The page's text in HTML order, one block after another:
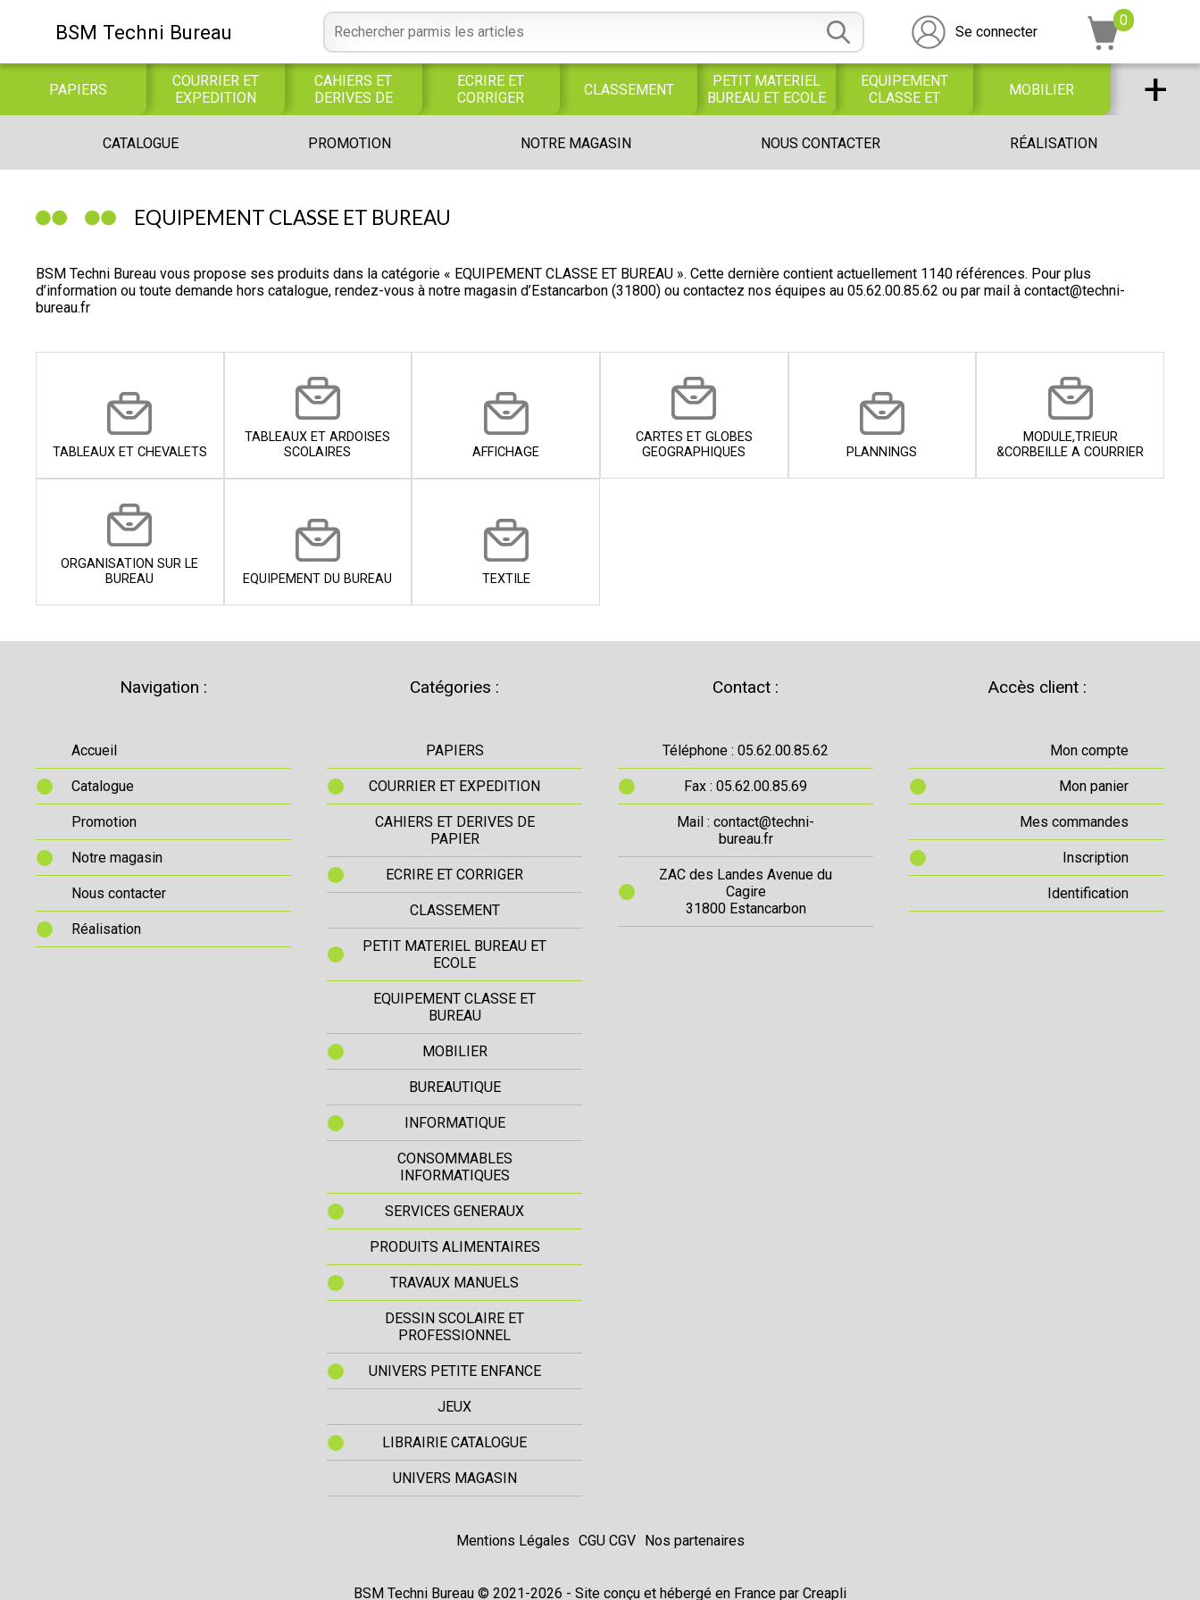
BSM Techni Bureau Se connecter
0
PAPIERS
COURRIER ET
EXPEDITION
CAHIERS ET
DERIVES DE
PAPIER
ECRIRE ET
CORRIGER
CLASSEMENT
PETIT MATERIEL
BUREAU ET ECOLE
EQUIPEMENT
CLASSE ET
BUREAU
MOBILIER
BUREAUTIQUE INFORMATIQUE
INFORMATIQUES
ALIMENTAIRES
MANUELS
PROFESSIONNEL
UNIVERS PETITE
ENFANCE
+
CATALOGUE PROMOTION NOTRE MAGASIN NOUS CONTACTER RÉALISATION
EQUIPEMENT CLASSE ET BUREAU
BSM Techni Bureau vous propose ses produits dans la catégorie « EQUIPEMENT CLASSE ET BUREAU ». Cette dernière contient actuellement 1140 références. Pour plus
d’information ou toute demande hors catalogue, rendez-vous à notre magasin d’Estancarbon (31800) ou contactez nos équipes au 05.62.00.85.62 ou par mail à contact@techni-
bureau.fr
TABLEAUX ET CHEVALETS
TABLEAUX ET ARDOISES
SCOLAIRES
AFFICHAGE
CARTES ET GLOBES
GEOGRAPHIQUES
PLANNINGS
MODULE,TRIEUR
&CORBEILLE A COURRIER
ORGANISATION SUR LE
BUREAU
EQUIPEMENT DU BUREAU TEXTILE
Navigation :
Accueil
Catalogue
Promotion
Notre magasin
Nous contacter
Réalisation
Catégories :
PAPIERS
COURRIER ET EXPEDITION
CAHIERS ET DERIVES DE
PAPIER
ECRIRE ET CORRIGER
CLASSEMENT
PETIT MATERIEL BUREAU ET
ECOLE
EQUIPEMENT CLASSE ET
BUREAU
MOBILIER
BUREAUTIQUE
INFORMATIQUE
CONSOMMABLES
INFORMATIQUES
SERVICES GENERAUX
PRODUITS ALIMENTAIRES
TRAVAUX MANUELS
DESSIN SCOLAIRE ET
PROFESSIONNEL
UNIVERS PETITE ENFANCE
JEUX
LIBRAIRIE CATALOGUE
UNIVERS MAGASIN
Contact :
Téléphone : 05.62.00.85.62
Fax : 05.62.00.85.69
Mail : contact@techni-
bureau.fr
ZAC des Landes Avenue du
Cagire
31800 Estancarbon
Accès client :
Mon compte
Mon panier
Mes commandes
Inscription
Identification
Mentions Légales CGU CGV Nos partenaires
BSM Techni Bureau © 2021-2026 - Site conçu et hébergé en France par Creapli